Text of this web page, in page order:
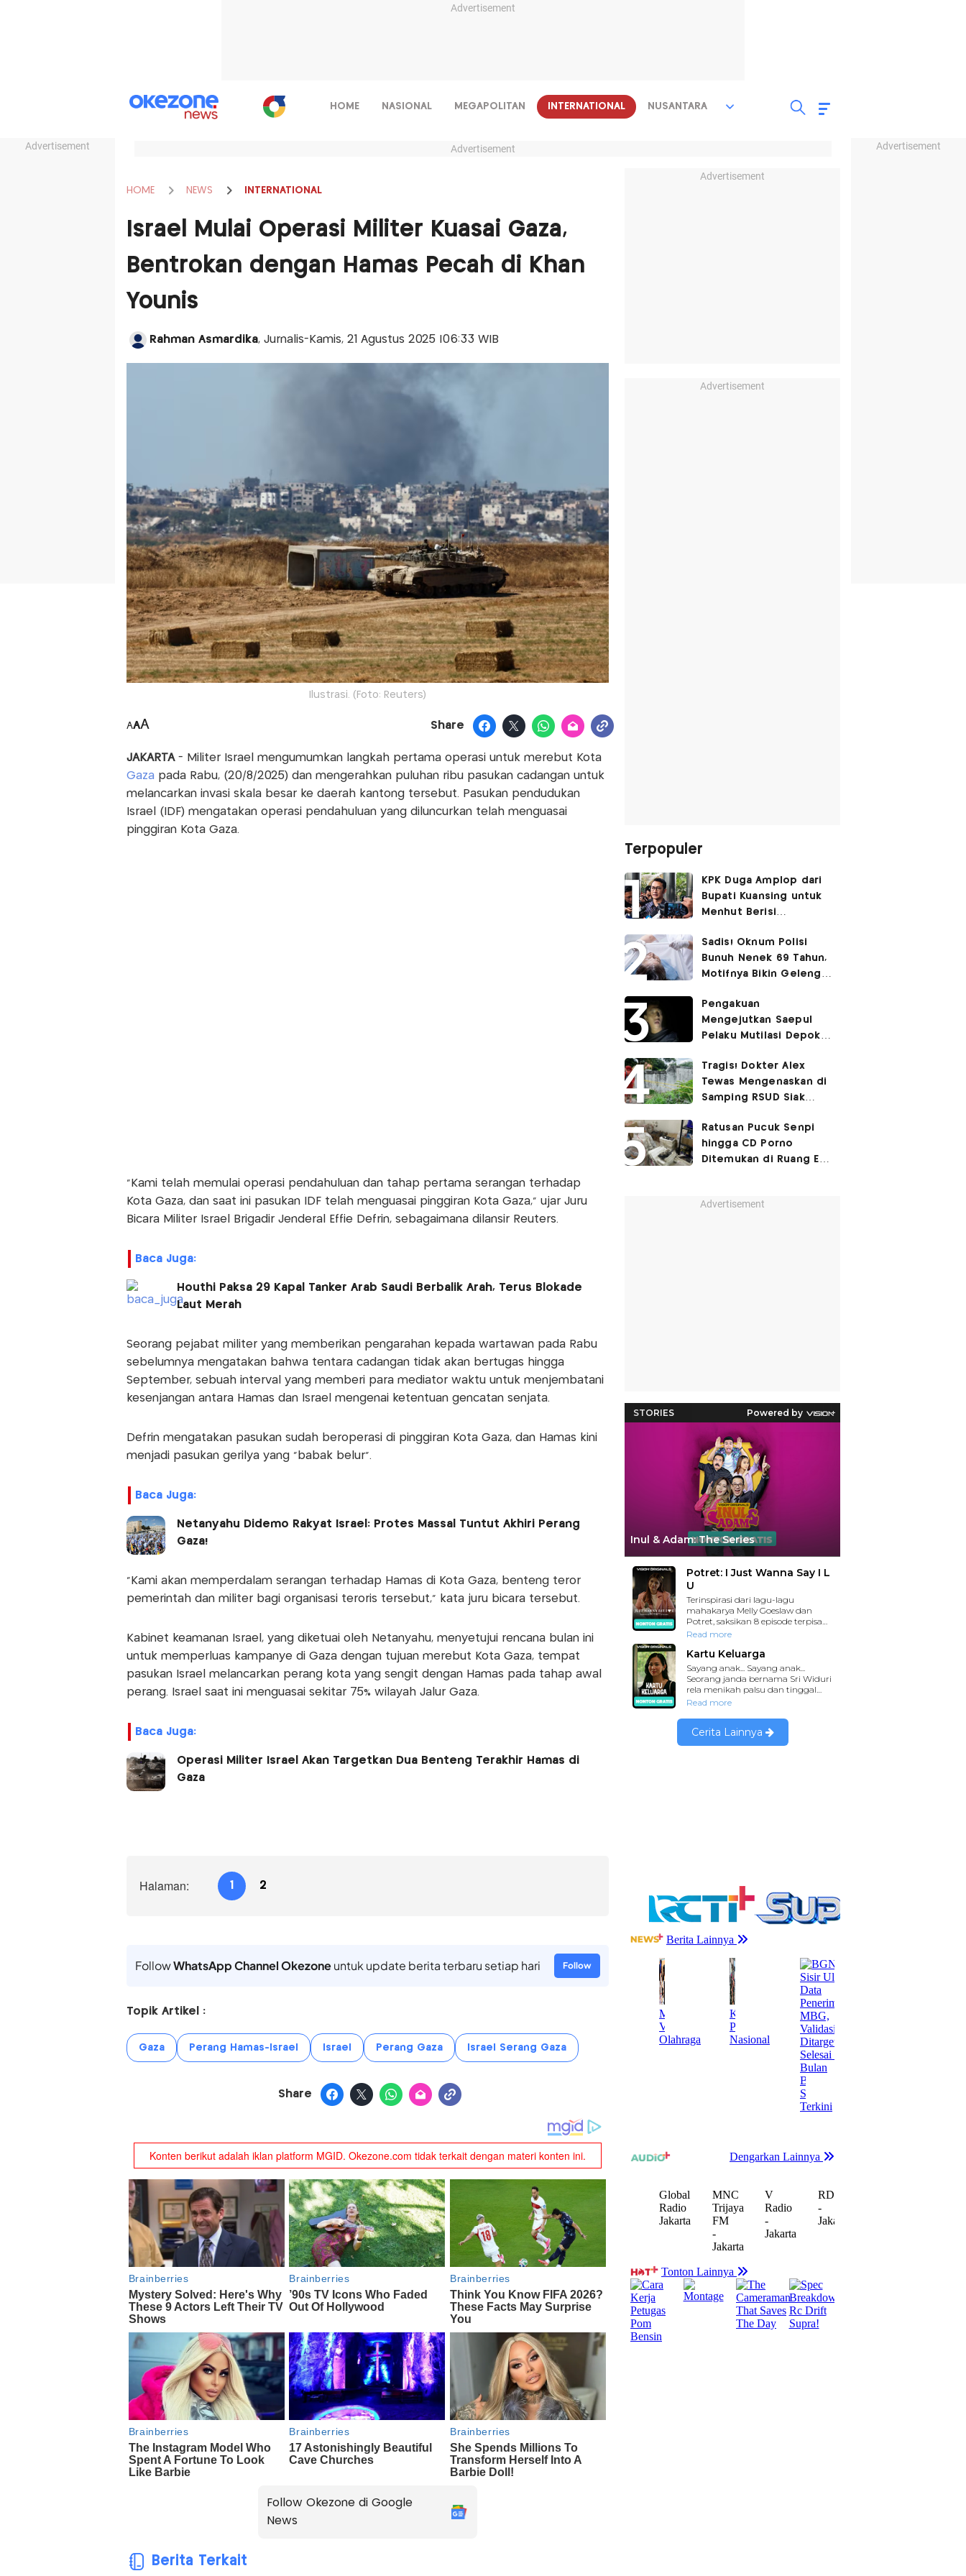
Advertisement
Advertisement Advertisement
HOME NASIONAL MEGAPOLITAN INTERNATIONAL NUSANTARA
Advertisement
HOME NEWS INTERNATIONAL
Israel Mulai Operasi Militer Kuasai Gaza,
Bentrokan dengan Hamas Pecah di Khan
Younis
Rahman Asmardika, Jurnalis-Kamis, 21 Agustus 2025 |06:33 WIB
Ilustrasi. (Foto: Reuters)
AAA Share
JAKARTA - Militer Israel mengumumkan langkah pertama operasi untuk merebut Kota
Gaza pada Rabu, (20/8/2025) dan mengerahkan puluhan ribu pasukan cadangan untuk
melancarkan invasi skala besar ke daerah kantong tersebut. Pasukan pendudukan
Israel (IDF) mengatakan operasi pendahuluan yang diluncurkan telah menguasai
pinggiran Kota Gaza.
"Kami telah memulai operasi pendahuluan dan tahap pertama serangan terhadap
Kota Gaza, dan saat ini pasukan IDF telah menguasai pinggiran Kota Gaza," ujar Juru
Bicara Militer Israel Brigadir Jenderal Effie Defrin, sebagaimana dilansir Reuters.
Baca Juga:
Houthi Paksa 29 Kapal Tanker Arab Saudi Berbalik Arah, Terus Blokade
Laut Merah
Seorang pejabat militer yang memberikan pengarahan kepada wartawan pada Rabu
sebelumnya mengatakan bahwa tentara cadangan tidak akan bertugas hingga
September, sebuah interval yang memberi para mediator waktu untuk menjembatani
kesenjangan antara Hamas dan Israel mengenai ketentuan gencatan senjata.
Defrin mengatakan pasukan sudah beroperasi di pinggiran Kota Gaza, dan Hamas kini
menjadi pasukan gerilya yang "babak belur".
Baca Juga:
Netanyahu Didemo Rakyat Israel: Protes Massal Tuntut Akhiri Perang
Gaza!
"Kami akan memperdalam serangan terhadap Hamas di Kota Gaza, benteng teror
pemerintah dan militer bagi organisasi teroris tersebut," kata juru bicara tersebut.
Kabinet keamanan Israel, yang diketuai oleh Netanyahu, menyetujui rencana bulan ini
untuk memperluas kampanye di Gaza dengan tujuan merebut Kota Gaza, tempat
pasukan Israel melancarkan perang kota yang sengit dengan Hamas pada tahap awal
perang. Israel saat ini menguasai sekitar 75% wilayah Jalur Gaza.
Baca Juga:
Operasi Militer Israel Akan Targetkan Dua Benteng Terakhir Hamas di
Gaza
Halaman: 1 2
FollowWhatsApp Channel Okezoneuntuk update berita terbaru setiap hari Follow
Topik Artikel :
Gaza Perang Hamas-Israel Israel Perang Gaza Israel Serang Gaza
Share
Follow Okezone di Google
News
Berita Terkait
Advertisement
Advertisement
Terpopuler
KPK Duga Amplop dari
Bupati Kuansing untuk
Menhut Berisi
Pengembaliannya
Belum Utuh
Sadis! Oknum Polisi
Bunuh Nenek 69 Tahun,
Motifnya Bikin Geleng
Pengakuan
Mengejutkan Saepul
Pelaku Mutilasi Depok:
Korban di Kontrakan
Tragis! Dokter Alex
Tewas Mengenaskan di
Samping RSUD Siak
Rocuronium
Ratusan Pucuk Senpi
hingga CD Porno
Ditemukan di Ruang Eks
Advertisement